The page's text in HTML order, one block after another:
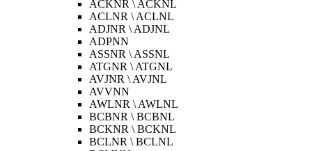
ACKNR \ ACKNL
ACLNR \ ACLNL
ADJNR \ ADJNL
ADPNN
ASSNR \ ASSNL
ATGNR \ ATGNL
AVJNR \ AVJNL
AVVNN
AWLNR \ AWLNL
BCBNR \ BCBNL
BCKNR \ BCKNL
BCLNR \ BCLNL